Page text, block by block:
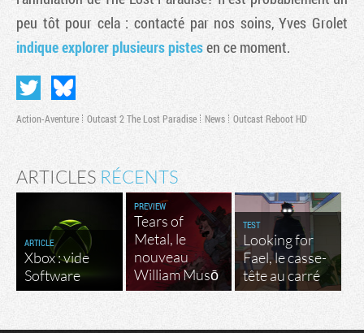
peu tôt pour cela : contacté par nos soins, Yves Grolet
indique explorer plusieurs pistesen ce moment.
Action-Aventure Outcast 2 The Lost Paradise News Outcast Reboot HD
ARTICLES RÉCENTS
ARTICLE
Xbox : vide
Software
PREVIEW
Tears of
Metal, le
nouveau
William Musō
TEST
Looking for
Fael, le casse-
tête au carré